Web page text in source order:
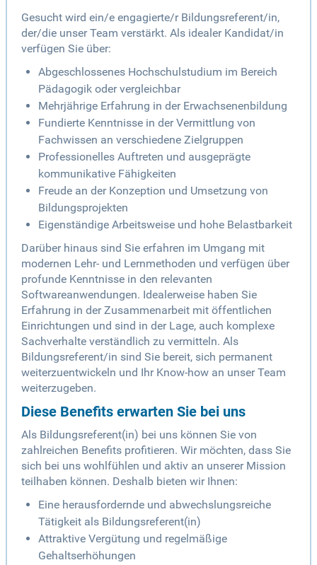
Gesucht wird ein/e engagierte/r Bildungsreferent/in,
der/die unser Team verstärkt. Als idealer Kandidat/in
verfügen Sie über:
Abgeschlossenes Hochschulstudium im Bereich
Pädagogik oder vergleichbar
Mehrjährige Erfahrung in der Erwachsenenbildung
Fundierte Kenntnisse in der Vermittlung von
Fachwissen an verschiedene Zielgruppen
Professionelles Auftreten und ausgeprägte
kommunikative Fähigkeiten
Freude an der Konzeption und Umsetzung von
Bildungsprojekten
Eigenständige Arbeitsweise und hohe Belastbarkeit
Darüber hinaus sind Sie erfahren im Umgang mit
modernen Lehr- und Lernmethoden und verfügen über
profunde Kenntnisse in den relevanten
Softwareanwendungen. Idealerweise haben Sie
Erfahrung in der Zusammenarbeit mit öffentlichen
Einrichtungen und sind in der Lage, auch komplexe
Sachverhalte verständlich zu vermitteln. Als
Bildungsreferent/in sind Sie bereit, sich permanent
weiterzuentwickeln und Ihr Know-how an unser Team
weiterzugeben.
Diese Benefits erwarten Sie bei uns
Als Bildungsreferent(in) bei uns können Sie von
zahlreichen Benefits profitieren. Wir möchten, dass Sie
sich bei uns wohlfühlen und aktiv an unserer Mission
teilhaben können. Deshalb bieten wir Ihnen:
Eine herausfordernde und abwechslungsreiche
Tätigkeit als Bildungsreferent(in)
Attraktive Vergütung und regelmäßige
Gehaltserhöhungen